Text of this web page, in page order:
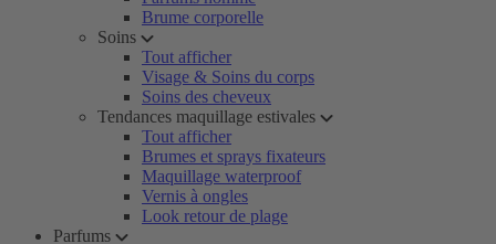
Brume corporelle
Soins
Tout afficher
Visage & Soins du corps
Soins des cheveux
Tendances maquillage estivales
Tout afficher
Brumes et sprays fixateurs
Maquillage waterproof
Vernis à ongles
Look retour de plage
Parfums